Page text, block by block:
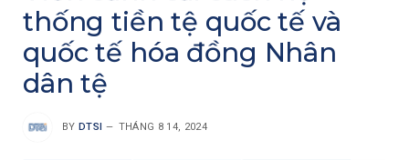
thống tiền tệ quốc tế và
quốc tế hóa đồng Nhân
dân tệ
BY DTSI THÁNG 8 14, 2024